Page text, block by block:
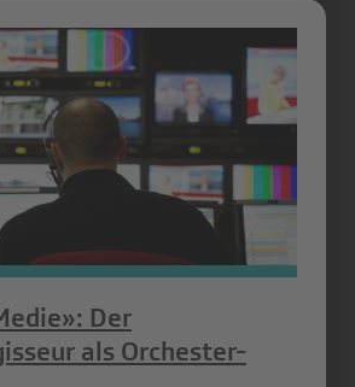
Der
als Orchester-